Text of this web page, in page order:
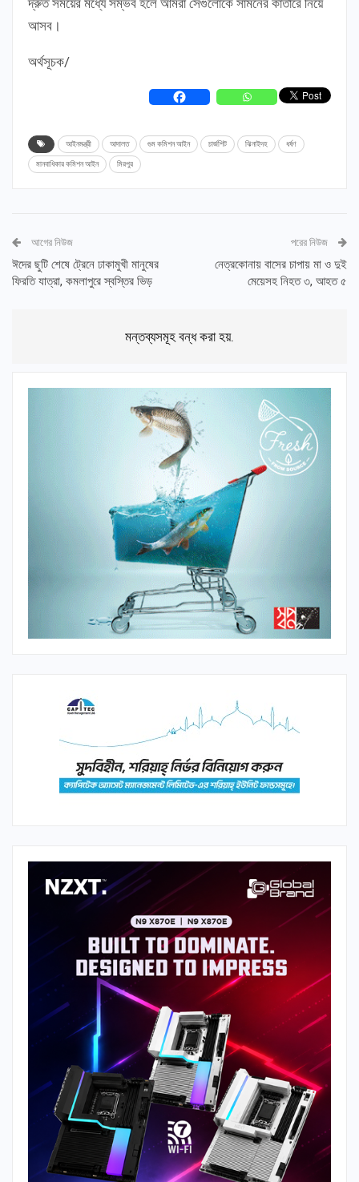
আসব।
অর্থসূচক/
আইনমন্ত্রী আদালত গুম কমিশন আইন চার্জশিট ঝিনাইদহ ধর্ষণ
মানবাধিকার কমিশন আইন মিরপুর
আগের নিউজ
ঈদের ছুটি শেষে ট্রেনে ঢাকামুখী মানুষের
ফিরতি যাত্রা, কমলাপুরে স্বস্তির ভিড়
পরের নিউজ
নেত্রকোনায় বাসের চাপায় মা ও দুই
মেয়েসহ নিহত ৩, আহত ৫
মন্তব্যসমূহ বন্ধ করা হয়.